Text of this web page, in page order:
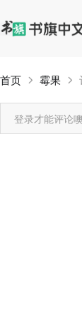
首页 霉果
登录才能评论